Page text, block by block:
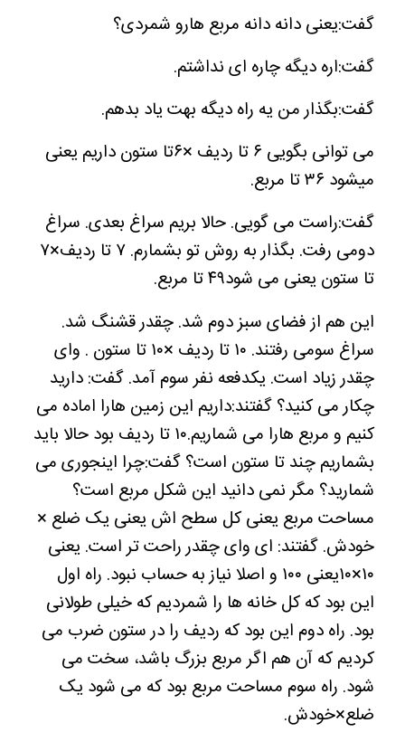
گفت:یعنی دانه دانه مربع هارو شمردی؟
گفت:اره دیگه چاره ای نداشتم.
گفت:بگذار من یه راه دیگه بهت یاد بدهم.
می توانی بگویی ۶ تا ردیف ×۶تا ستون داریم یعنی
میشود ۳۶ تا مربع.
گفت:راست می گویی. حالا بریم سراغ بعدی. سراغ
دومی رفت. بگذار به روش تو بشمارم. ۷ تا ردیف×۷
تا ستون یعنی می شود۴۹ تا مربع.
این هم از فضای سبز دوم شد. چقدر قشنگ شد.
سراغ سومی رفتند. ۱۰ تا ردیف ×۱۰ تا ستون . وای
چقدر زیاد است. یکدفعه نفر سوم آمد. گفت: دارید
چکار می کنید؟ گفتند:داریم این زمین هارا اماده می
کنیم و مربع هارا می شماریم.۱۰ تا ردیف بود حالا باید
بشماریم چند تا ستون است؟ گفت:چرا اینجوری می
شمارید؟ مگر نمی دانید این شکل مربع است؟
مساحت مربع یعنی کل سطح اش یعنی یک ضلع ×
خودش. گفتند: ای وای چقدر راحت تر است. یعنی
۱۰×۱۰یعنی ۱۰۰ و اصلا نیاز به حساب نبود. راه اول
این بود که کل خانه ها را شمردیم که خیلی طولانی
بود. راه دوم این بود که ردیف را در ستون ضرب می
کردیم که آن هم اگر مربع بزرگ باشد، سخت می
شود. راه سوم مساحت مربع بود که می شود یک
ضلع×خودش.